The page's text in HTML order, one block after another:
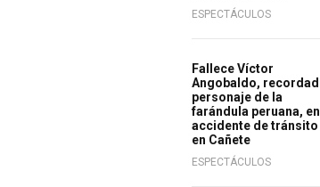
ESPECTÁCULOS
Fallece Víctor
Angobaldo,
personaje de la
farándula peruana, en
accidente de tránsito
en Cañete
ESPECTÁCULOS